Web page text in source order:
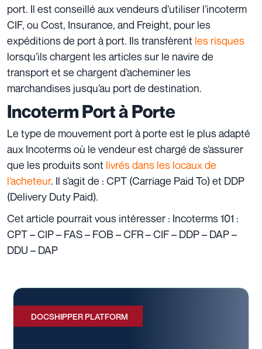
port. Il est conseillé aux vendeurs d’utiliser l’incoterm
CIF, ou Cost, Insurance, and Freight, pour les
expéditions de port à port. Ils transfèrent les risques
lorsqu’ils chargent les articles sur le navire de
transport et se chargent d’acheminer les
marchandises jusqu’au port de destination.
Incoterm Port à Porte
Le type de mouvement port à porte est le plus adapté
aux Incoterms où le vendeur est chargé de s’assurer
que les produits sont livrés dans les locaux de
l’acheteur. Il s’agit de : CPT (Carriage Paid To) et DDP
(Delivery Duty Paid).
Cet article pourrait vous intéresser : Incoterms 101 :
CPT – CIP – FAS – FOB – CFR – CIF – DDP – DAP –
DDU – DAP
DOCSHIPPER PLATFORM